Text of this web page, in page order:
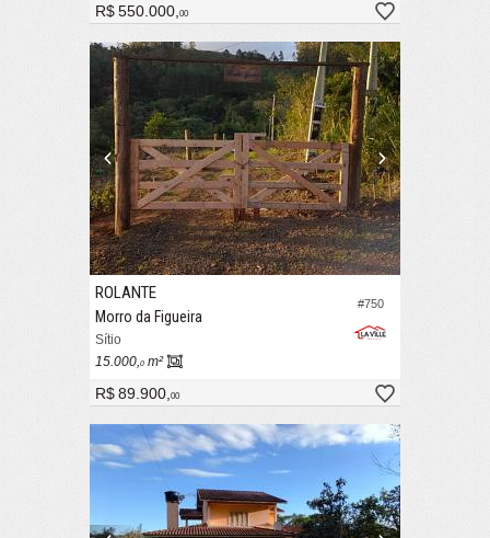
R$ 550.000,00
#750
ROLANTE
Morro da Figueira
Sítio
15.000,0 m²
R$ 89.900,00